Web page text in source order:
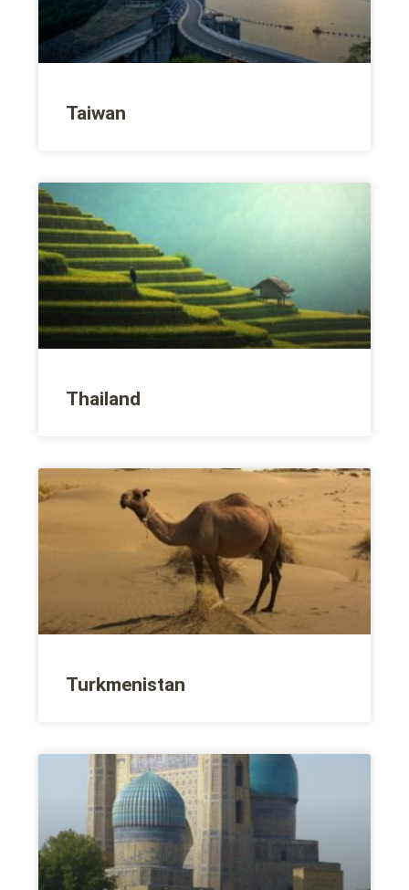
Taiwan
Thailand
Turkmenistan